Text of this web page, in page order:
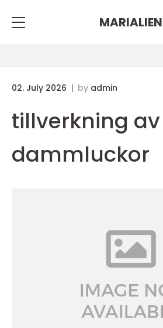
02. July 2026 by admin
tillverkning av
dammluckor